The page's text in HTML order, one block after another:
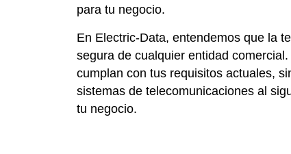
para tu negocio.
En Electric-Data, entendemos que la
segura de cualquier entidad
cumplan con tus requisitos actuales,
sistemas de telecomunicaciones al
tu negocio.